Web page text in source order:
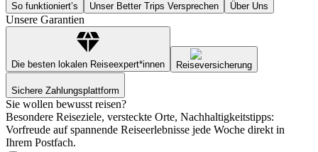
So funktioniert’s Unser Better Trips Versprechen Über Uns
Unsere Garantien
Die besten lokalen Reiseexpert*innen Reiseversicherung
Sichere Zahlungsplattform
Sie wollen bewusst reisen?
Besondere Reiseziele, versteckte Orte, Nachhaltigkeitstipps:
Vorfreude auf spannende Reiseerlebnisse jede Woche direkt in
Ihrem Postfach.